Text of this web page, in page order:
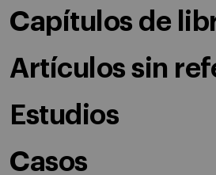
Capítulos de
Artículos sin
Estudios
Casos